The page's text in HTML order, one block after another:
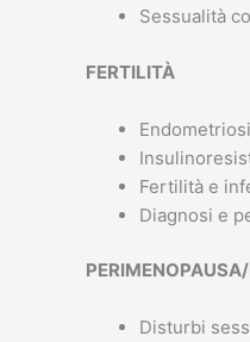
Sessualità
FERTILITÀ
Endometriosi
Fertilità e
Diagnosi e
Disturbi